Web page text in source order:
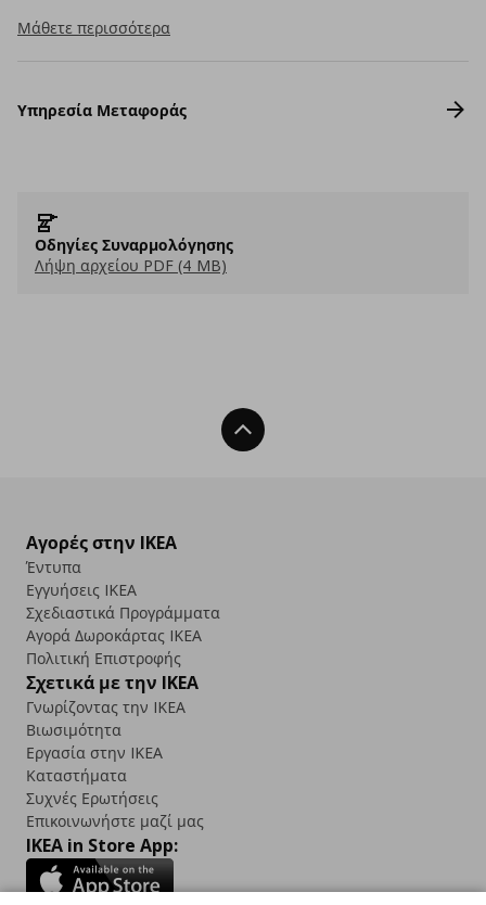
Μάθετε περισσότερα
Υπηρεσία Μεταφοράς
Οδηγίες Συναρμολόγησης
Λήψη αρχείου PDF (4 MB)
Back To Top
Αγορές στην IKEA
Έντυπα
Εγγυήσεις IKEA
Σχεδιαστικά Προγράμματα
Αγορά Δωρoκάρτας IKEA
Πολιτική Επιστροφής
Σχετικά με την IKEA
Γνωρίζοντας την IKEA
Βιωσιμότητα
Εργασία στην IKEA
Καταστήματα
Συχνές Ερωτήσεις
Επικοινωνήστε μαζί μας
IKEA in Store App: